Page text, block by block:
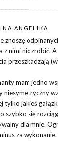
znoszę
z nimi nic zrobić.
przeszkadzają
mam jedno
niesymetryczny
tylko jakieś
szybko się
dla mnie.
za wykonanie.